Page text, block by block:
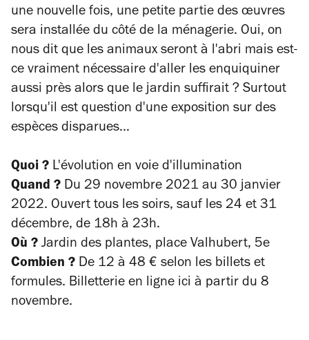
une nouvelle fois, une petite partie des œuvres
sera installée du côté de la ménagerie. Oui, on
nous dit que les animaux seront à l'abri mais est-
ce vraiment nécessaire d'aller les enquiquiner
aussi près alors que le jardin suffirait ? Surtout
lorsqu'il est question d'une exposition sur des
espèces disparues…
Quoi ? L'évolution en voie d'illumination
Quand ? Du 29 novembre 2021 au 30 janvier
2022. Ouvert tous les soirs, sauf les 24 et 31
décembre, de 18h à 23h.
Où ? Jardin des plantes, place Valhubert, 5e
Combien ? De 12 à 48 € selon les billets et
formules. Billetterie en ligne ici à partir du 8
novembre.